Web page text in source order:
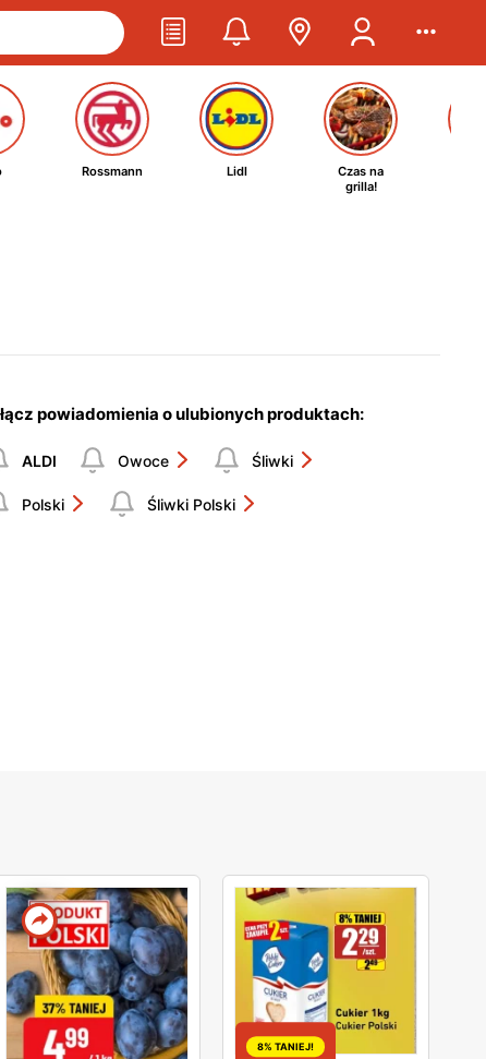
Rossmann Lidl
Czas na
grilla!
powiadomienia o ulubionych produktach:
ALDI Owoce Śliwki
Polski Śliwki Polski
8% TANIEJ!